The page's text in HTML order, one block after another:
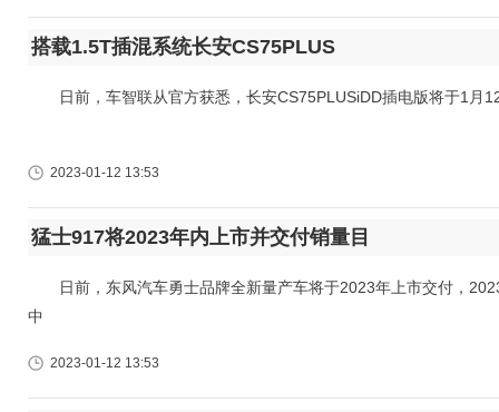
搭载1.5T插混系统长安CS75PLUS
日前，车智联从官方获悉，长安CS75PLUSiDD插电版将于1月
2023-01-12 13:53
猛士917将2023年内上市并交付销量目
日前，东风汽车勇士品牌全新量产车将于2023年上市交付，
中
2023-01-12 13:53